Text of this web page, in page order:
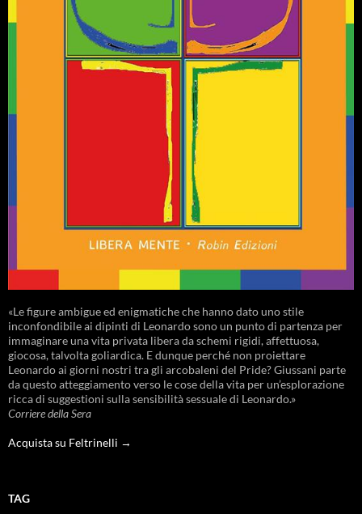
«Le figure ambigue ed enigmatiche che hanno dato uno stile
inconfondibile ai dipinti di Leonardo sono un punto di partenza per
immaginare una vita privata libera da schemi rigidi, affettuosa,
giocosa, talvolta goliardica. E dunque perché non proiettare
Leonardo ai giorni nostri tra gli arcobaleni del Pride? Giussani parte
da questo atteggiamento verso le cose della vita per un’esplorazione
ricca di suggestioni sulla sensibilità sessuale di Leonardo.»
Corriere della Sera
Acquista su Feltrinelli →
TAG